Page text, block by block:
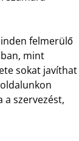
felmerülő
mint
sokat javíthat
a szervezést,